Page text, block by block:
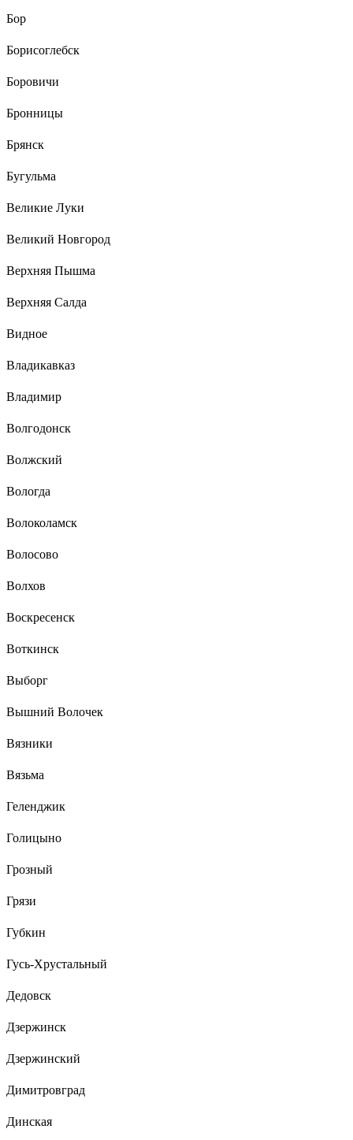
Бор
Борисоглебск
Боровичи
Бронницы
Брянск
Бугульма
Великие Луки
Великий Новгород
Верхняя Пышма
Верхняя Салда
Видное
Владикавказ
Владимир
Волгодонск
Волжский
Вологда
Волоколамск
Волосово
Волхов
Воскресенск
Воткинск
Выборг
Вышний Волочек
Вязники
Вязьма
Геленджик
Голицыно
Грозный
Грязи
Губкин
Гусь-Хрустальный
Дедовск
Дзержинск
Дзержинский
Димитровград
Динская